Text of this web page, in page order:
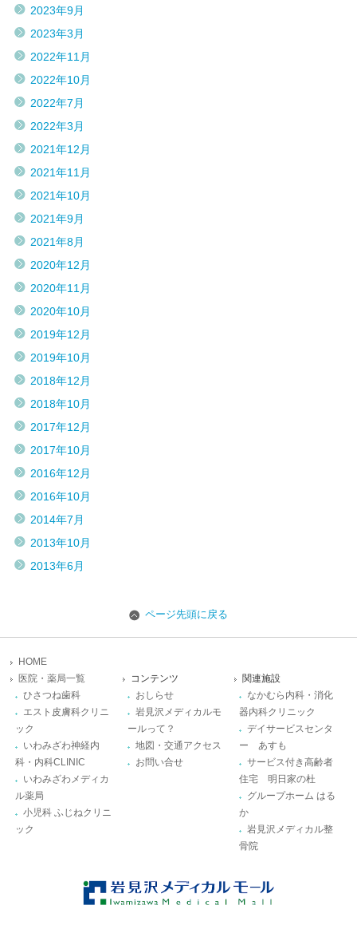
2023年9月
2023年3月
2022年11月
2022年10月
2022年7月
2022年3月
2021年12月
2021年11月
2021年10月
2021年9月
2021年8月
2020年12月
2020年11月
2020年10月
2019年12月
2019年10月
2018年12月
2018年10月
2017年12月
2017年10月
2016年12月
2016年10月
2014年7月
2013年10月
2013年6月
ページ先頭に戻る
HOME
医院・薬局一覧
ひさつね歯科
エスト皮膚科クリニ
ック
いわみざわ神経内
科・内科CLINIC
いわみざわメディカ
ル薬局
小児科 ふじねクリニ
ック
コンテンツ
おしらせ
岩見沢メディカルモ
ールって？
地図・交通アクセス
お問い合せ
関連施設
なかむら内科・消化
器内科クリニック
デイサービスセンタ
ー あすも
サービス付き高齢者
住宅 明日家の杜
グループホーム はる
か
岩見沢メディカル整
骨院